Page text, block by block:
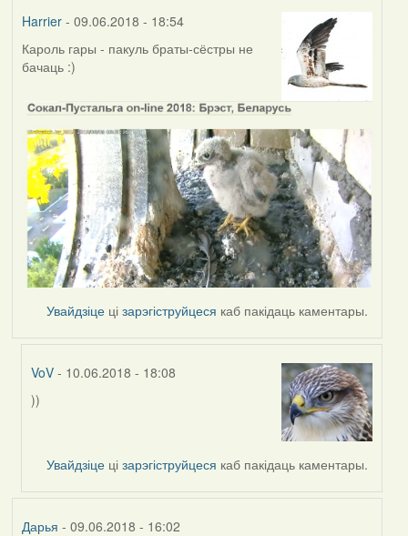
Harrier- 09.06.2018 - 18:54
Кароль гары - пакуль браты-сёстры не
бачаць :)
Увайдзіце цізарэгіструйцеся каб пакідаць каментары.
VoV - 10.06.2018 - 18:08
In
))
Увайдзіце цізарэгіструйцеся каб пакідаць каментары.
Дарья - 09.06.2018 - 16:02